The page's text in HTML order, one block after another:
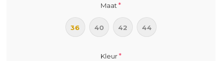
Maat *
36 40 42 44
Kleur*